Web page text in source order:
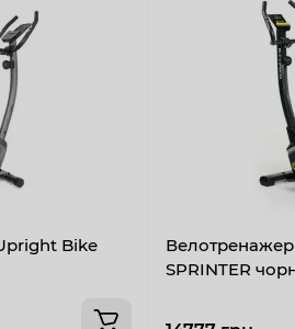
Bike
Велотренажер
SPRINTER